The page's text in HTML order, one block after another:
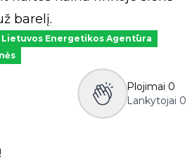
barelį.
Lietuvos Energetikos Agentūra
Plojimai 0
Lankytojai 0